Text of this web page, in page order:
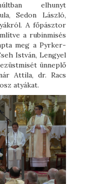
elhunyt
Sedon László,
A főpásztor
a rubinmisés
meg a Pyrker-
István, Lengyel
ünneplő
Attila, dr. Racs
atyákat.